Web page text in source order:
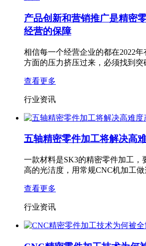
产品创新和营销推广是精密
经营的保障
相信每一个经营企业的都在2022
方面的压力挤压过来，必须找到
查看更多
行业资讯
五轴精密零件加工将解决高
一款材料是SK3的精密零件加工​，
高的光洁度，用常规CNC机加工
查看更多
行业资讯